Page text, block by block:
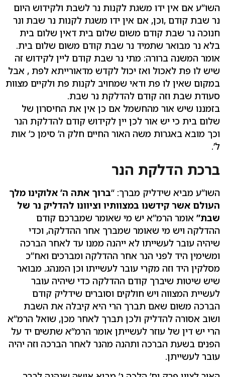
השו”ע אם אין ידו משגת לקנות נר לשבת ולקידוש היום
נר שבת קודם ,וכן, אם אין ידו משגת לקנות נר שבת ונר
חנוכה נר שבת קודם משום שלום בית דאין שלום בית
בלא נר מבואר שתמיד נר שבת קודם משום שלום בית.
אומר המשנה ברורה: מתי נר שבת קודם ליין לקידוש זה
שיש לו פת לאכול ואז יכול לקדש מדאורייתא לפת , אבל
במקום שאין לו פת ודאי שמחויב לקנות פת ולקיים מצוות
סעודת שבת וזה קודם להדלקת נר שבת.
בזמננו שיש אור מהחשמל אם כן אין את החיסרון של
שלום בית כי יש אור לכן יין לקידוש קודם להדלקת הנר
וכך מובא באגרות משה האור החיים חלק ה’ סימן כ’ אות
ל’.
ברכת הדלקת הנר
השו”ע מביא שידליק מברך: “ברוך אתה ה’ אלוקינו מלך
העולם אשר קידשנו במצוותיו וציוונו להדליק נר של
שבת” אומר הרמ”א יש מי שאומר שמברכם קודם
ההדלקה ויש מי שאומר שמברך אחר ההדלקה, וכדי
שיהיה עובר לעשייתו לא ייהנה ממנו עד לאחר הברכה
ומשימין היד לפני הנר אחר ההדלקה ומברכים ואח”כ
מסלקין היד וזה מקרי עובר לעשייתו וכן המנהג. מבואר
שיש שיטות שיברך קודם ההדלקה כדי שיהיה עובר
לעשיית המצווה ויש חולקים וסוברים שידליק קודם
הברכה משום שאם תברך הרי היא קיבלה את השבת
ושוב אסורה להדליק ולכן תברך לאחר מכן, שואל הרמ”א
הרי יש דין של עוזר לעשייתן אומר הרמ”א שתשים יד על
הפנים בשעת הברכה ותהנה מהנר לאחר הברכה וזה יהיה
עובר לעשייתן.